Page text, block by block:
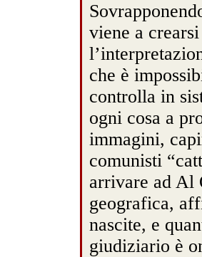
viene a
che è
controlla in
ogni cosa a
immagini,
comunisti
arrivare ad Al
geografica,
nascite, e
giudiziario è